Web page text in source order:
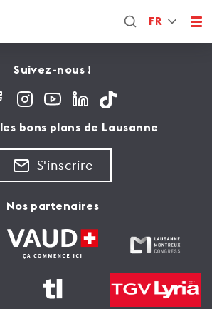
FR
Suivez-nous !
bons plans de Lausanne
S'inscrire
Nos partenaires